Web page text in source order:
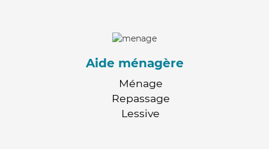
Aide ménagère
Ménage
Repassage
Lessive